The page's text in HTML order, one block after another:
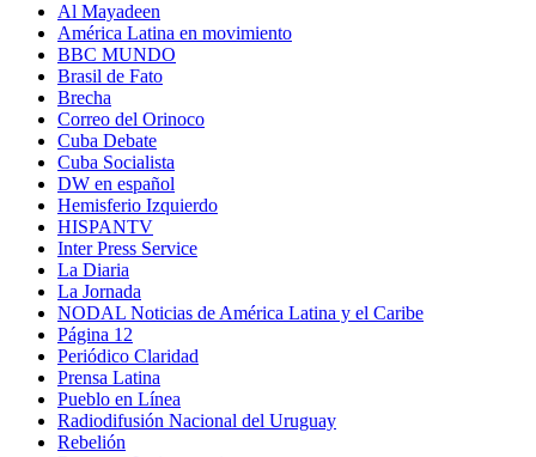
Al Mayadeen
América Latina en movimiento
BBC MUNDO
Brasil de Fato
Brecha
Correo del Orinoco
Cuba Debate
Cuba Socialista
DW en español
Hemisferio Izquierdo
HISPANTV
Inter Press Service
La Diaria
La Jornada
NODAL Noticias de América Latina y el Caribe
Página 12
Periódico Claridad
Prensa Latina
Pueblo en Línea
Radiodifusión Nacional del Uruguay
Rebelión